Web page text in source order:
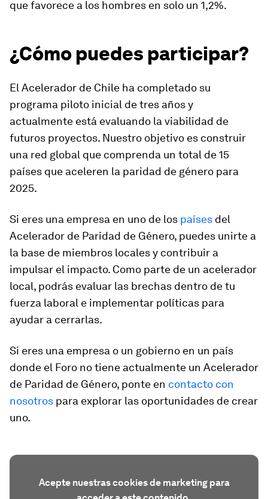
que favorece a los hombres en solo un 1,2%.
¿Cómo puedes participar?
El Acelerador de Chile ha completado su
programa piloto inicial de tres años y
actualmente está evaluando la viabilidad de
futuros proyectos. Nuestro objetivo es construir
una red global que comprenda un total de 15
países que aceleren la paridad de género para
2025.
Si eres una empresa en uno de los países del
Acelerador de Paridad de Género, puedes unirte a
la base de miembros locales y contribuir a
impulsar el impacto. Como parte de un acelerador
local, podrás evaluar las brechas dentro de tu
fuerza laboral e implementar políticas para
ayudar a cerrarlas.
Si eres una empresa o un gobierno en un país
donde el Foro no tiene actualmente un Acelerador
de Paridad de Género, ponte en contacto con
nosotros para explorar las oportunidades de crear
uno.
Acepte nuestras cookies de marketing para